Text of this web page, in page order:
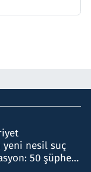
yeni nesil suç
50 şüpheli